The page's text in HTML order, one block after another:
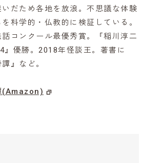
だため各地を放浪。不思議な体験
科学的・仏教的に検証している。
コンクール最優秀賞。『稲川淳二
』優勝。2018年怪談王。著書に
』など。
(Amazon)